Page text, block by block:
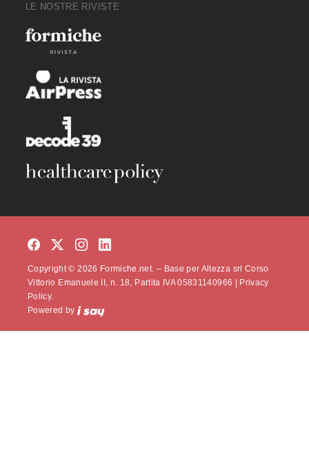
LE NOSTRE RIVISTE
Copyright © 2026 Formiche.net. – Base per Altezza srl Corso
Vittorio Emanuele II, n. 18, Partita IVA 05831140966 |
Privacy
Policy.
Powered by